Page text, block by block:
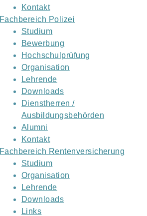
Kontakt
Fachbereich Polizei
Studium
Bewerbung
Hochschulprüfung
Organisation
Lehrende
Downloads
Dienstherren /
Ausbildungsbehörden
Alumni
Kontakt
Fachbereich Rentenversicherung
Studium
Organisation
Lehrende
Downloads
Links